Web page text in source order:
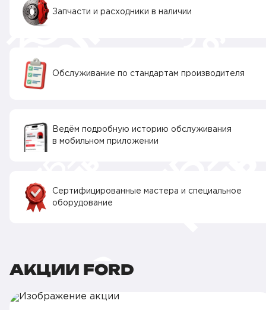
Запчасти и расходники в наличии
Обслуживание по стандартам производителя
Ведём подробную историю обслуживания
в мобильном приложении
Сертифицированные мастера и специальное
оборудование
АКЦИИ FORD